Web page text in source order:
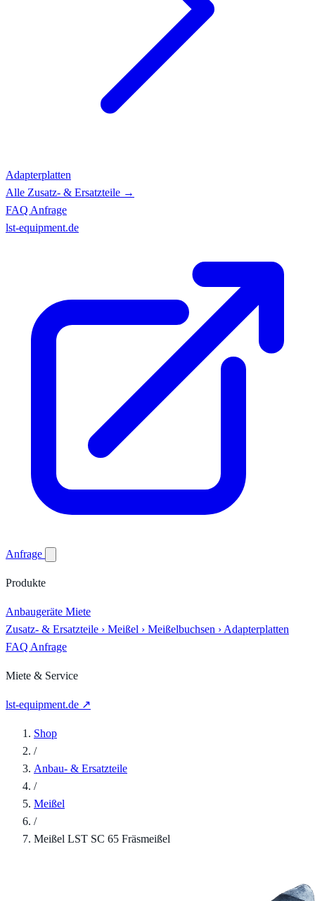
Adapterplatten
Alle Zusatz- & Ersatzteile →
FAQ Anfrage
lst-equipment.de
Anfrage
Produkte
Anbaugeräte Miete
Zusatz- & Ersatzteile › Meißel › Meißelbuchsen › Adapterplatten
FAQ Anfrage
Miete & Service
lst-equipment.de ↗
Shop
/
Anbau- & Ersatzteile
/
Meißel
/
Meißel LST SC 65 Fräsmeißel